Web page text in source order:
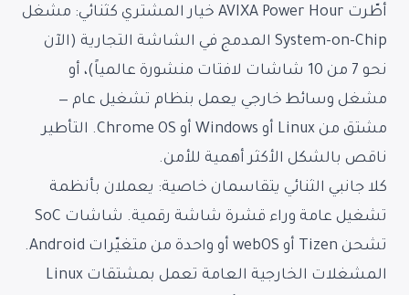
أطّرت AVIXA Power Hour خيار المشتري كثنائي: مشغل
System-on-Chip المدمج في الشاشة التجارية (الآن
نحو 7 من 10 شاشات لافتات منشورة عالمياً)، أو
مشغل وسائط خارجي يعمل بنظام تشغيل عام —
مشتق من Linux أو Windows أو Chrome OS. التأطير
ناقص بالشكل الأكثر أهمية للأمن.
كلا جانبي الثنائي يتقاسمان خاصية: يعملان بأنظمة
تشغيل عامة وراء قشرة شاشة رقمية. شاشات SoC
تشحن Tizen أو webOS أو واحدة من متغيّرات Android.
المشغلات الخارجية العامة تعمل بمشتقات Linux